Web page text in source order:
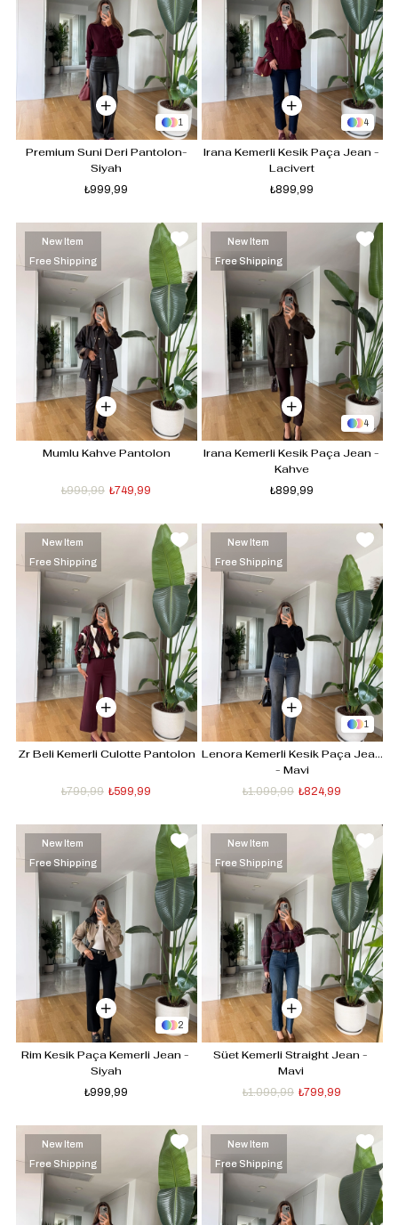
1
Premium Suni Deri Pantolon-
Siyah
₺999,99
4
Irana Kemerli Kesik Paça Jean -
Lacivert
₺899,99
Mumlu Kahve Pantolon
₺749,99
₺999,99
New Item
Free Shipping
4
Irana Kemerli Kesik Paça Jean -
Kahve
₺899,99
New Item
Free Shipping
Zr Beli Kemerli Culotte Pantolon
₺599,99
₺799,99
New Item
Free Shipping
1
Lenora Kemerli Kesik Paça Jean
- Mavi
₺824,99
₺1.099,99
New Item
Free Shipping
2
Rim Kesik Paça Kemerli Jean -
Siyah
₺999,99
New Item
Free Shipping
Süet Kemerli Straight Jean -
Mavi
₺799,99
₺1.099,99
New Item
Free Shipping
New Item
Free Shipping
New Item
Free Shipping